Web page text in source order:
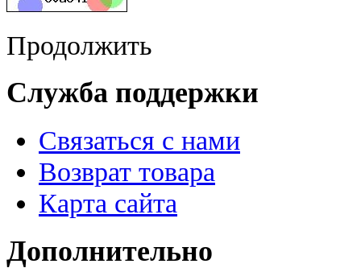
Продолжить
Служба поддержки
Связаться с нами
Возврат товара
Карта сайта
Дополнительно